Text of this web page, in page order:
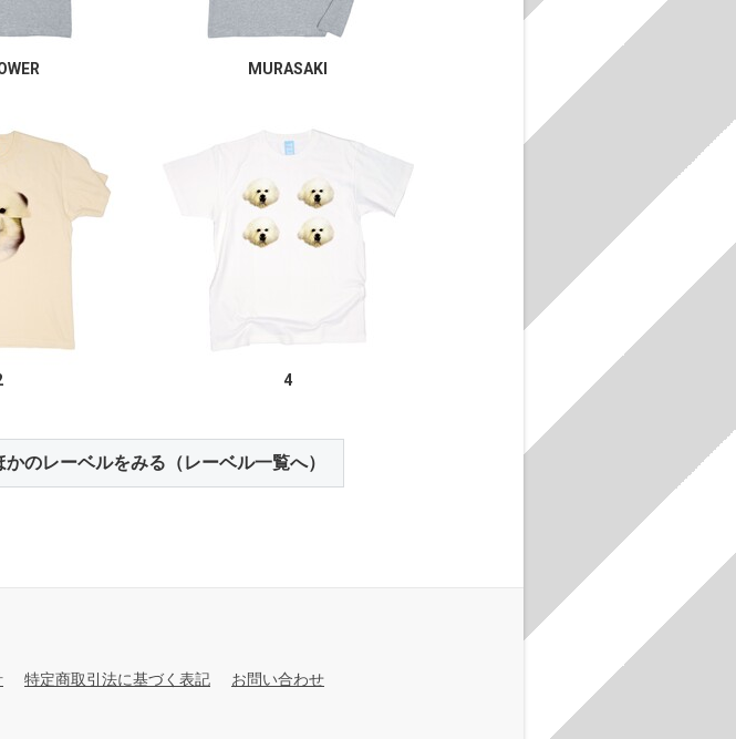
MURASAKI
4
かのレーベルをみる（レーベル一覧へ）
特定商取引法に基づく表記 お問い合わせ